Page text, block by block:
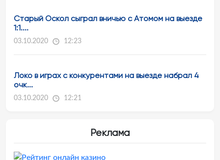
Старый Оскол сыграл вничью с Атомом на выезде
1:1....
03.10.2020 12:23
Локо в играх с конкурентами на выезде набрал 4
очк...
03.10.2020 12:21
Реклама